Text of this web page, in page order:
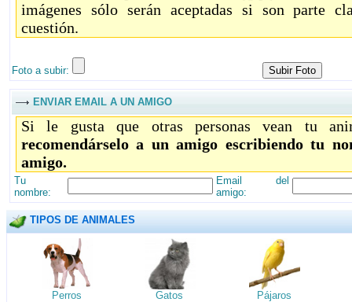
imágenes sólo serán aceptadas si son parte
cuestión.
Foto a subir:
ENVIAR EMAIL A UN AMIGO
Si le gusta que otras personas vean tu
recomendárselo a un amigo escribiendo tu
amigo.
Tu
nombre:
Email del
amigo:
TIPOS DE ANIMALES
Perros Gatos Pájaros